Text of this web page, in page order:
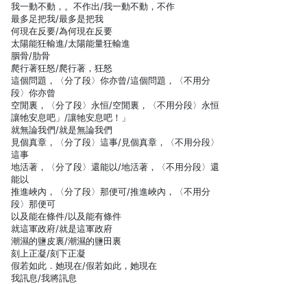
我一動不動，。不作出/我一動不動，不作
最多足把我/最多是把我
何現在反要/為何現在反要
太陽能狂輸進/太陽能量狂輸進
胭骨/肋骨
爬行著狂怒/爬行著，狂怒
這個問題，〈分了段〉你亦曾/這個問題，〈不用分
段〉你亦曾
空閒裏，〈分了段〉永恒/空閒裏，〈不用分段〉永恒
讓牠安息吧」/讓牠安息吧！」
就無論我們/就是無論我們
見個真章，〈分了段〉這事/見個真章，〈不用分段〉
這事
地活著，〈分了段〉還能以/地活著，〈不用分段〉還
能以
推進峽內，〈分了段〉那便可/推進峽內，〈不用分
段〉那便可
以及能在條件/以及能有條件
就這軍政府/就是這軍政府
潮濕的鹽皮裏/潮濕的鹽田裏
刻上正凝/刻下正凝
假若如此．她現在/假若如此，她現在
我訊息/我將訊息